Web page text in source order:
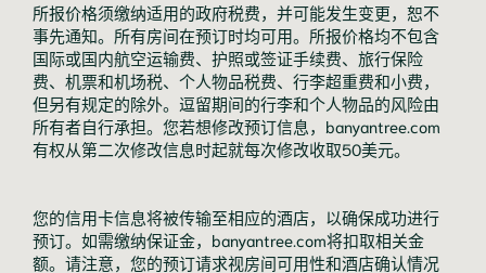
所报价格须缴纳适用的政府税费，并可能发生变更，恕不
事先通知。所有房间在预订时均可用。所报价格均不包含
国际或国内航空运输费、护照或签证手续费、旅行保险
费、机票和机场税、个人物品税费、行李超重费和小费，
但另有规定的除外。逗留期间的行李和个人物品的风险由
所有者自行承担。您若想修改预订信息，banyantree.com
有权从第二次修改信息时起就每次修改收取50美元。
您的信用卡信息将被传输至相应的酒店，以确保成功进行
预订。如需缴纳保证金，banyantree.com将扣取相关金
额。请注意，您的预订请求视房间可用性和酒店确认情况